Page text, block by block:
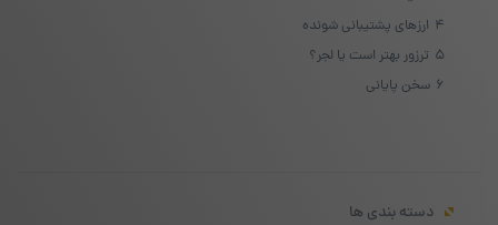
4 ارزهای پشتیبانی شونده
5 ترزور بهتر است یا لجر؟
6 سخن پایانی
دسته بندی ها